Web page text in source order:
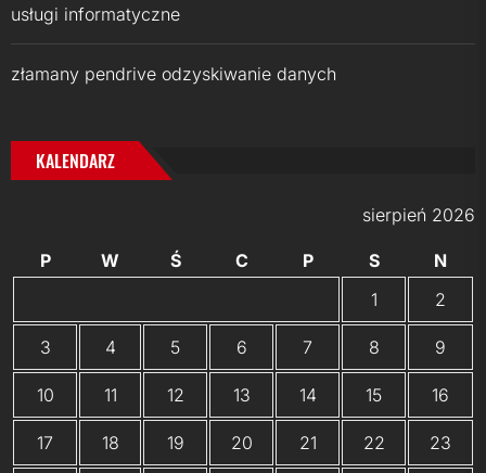
usługi informatyczne
złamany pendrive odzyskiwanie danych
KALENDARZ
sierpień 2026
P W Ś C P S
N
1
2
3 4 5 6 7 8 9
10 11 12 13 14 15 16
17 18 19 20 21 22 23